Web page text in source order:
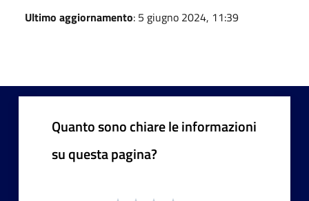
Ultimo aggiornamento: 5 giugno 2024, 11:39
Quanto sono chiare le informazioni
su questa pagina?